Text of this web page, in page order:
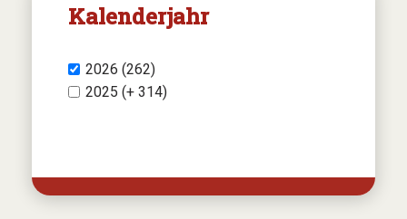
Kalenderjahr
2026 (262)
2025 (+ 314)